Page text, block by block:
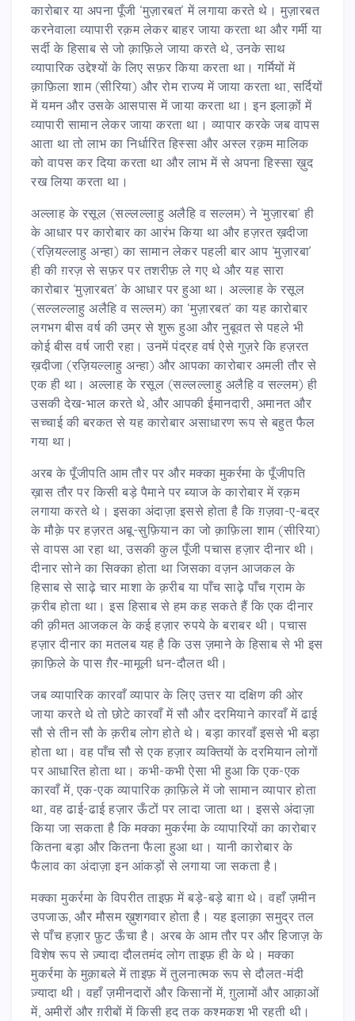
कारोबार या अपना पूँजी ‘मुज़ारबत’ में लगाया करते थे। मुज़ारबत
करनेवाला व्यापारी रक़म लेकर बाहर जाया करता था और गर्मी या
सर्दी के हिसाब से जो क़ाफ़िले जाया करते थे, उनके साथ
व्यापारिक उद्देश्यों के लिए सफ़र किया करता था। गर्मियों में
क़ाफ़िला शाम (सीरिया) और रोम राज्य में जाया करता था, सर्दियों
में यमन और उसके आसपास में जाया करता था। इन इलाक़ों में
व्यापारी सामान लेकर जाया करता था। व्यापार करके जब वापस
आता था तो लाभ का निर्धारित हिस्सा और अस्ल रक़म मालिक
को वापस कर दिया करता था और लाभ में से अपना हिस्सा ख़ुद
रख लिया करता था।
अल्लाह के रसूल (सल्लल्लाहु अलैहि व सल्लम) ने ‘मुज़ारबा’ ही
के आधार पर कारोबार का आरंभ किया था और हज़रत ख़दीजा
(रज़ियल्लाहु अन्हा) का सामान लेकर पहली बार आप ‘मुज़ारबा’
ही की ग़रज़ से सफ़र पर तशरीफ़ ले गए थे और यह सारा
कारोबार ‘मुज़ारबत’ के आधार पर हुआ था। अल्लाह के रसूल
(सल्लल्लाहु अलैहि व सल्लम) का ‘मुज़ारबत’ का यह कारोबार
लगभग बीस वर्ष की उम्र से शुरू हुआ और नुबूवत से पहले भी
कोई बीस वर्ष जारी रहा। उनमें पंद्रह वर्ष ऐसे गुज़रे कि हज़रत
ख़दीजा (रज़ियल्लाहु अन्हा) और आपका कारोबार अमली तौर से
एक ही था। अल्लाह के रसूल (सल्लल्लाहु अलैहि व सल्लम) ही
उसकी देख-भाल करते थे, और आपकी ईमानदारी, अमानत और
सच्चाई की बरकत से यह कारोबार असाधारण रूप से बहुत फैल
गया था।
अरब के पूँजीपति आम तौर पर और मक्का मुकर्रमा के पूँजीपति
ख़ास तौर पर किसी बड़े पैमाने पर ब्याज के कारोबार में रक़म
लगाया करते थे। इसका अंदाज़ा इससे होता है कि ग़ज़वा-ए-बद्र
के मौक़े पर हज़रत अबू-सुफ़ियान का जो क़ाफ़िला शाम (सीरिया)
से वापस आ रहा था, उसकी कुल पूँजी पचास हज़ार दीनार थी।
दीनार सोने का सिक्का होता था जिसका वज़न आजकल के
हिसाब से साढ़े चार माशा के क़रीब या पाँच साढ़े पाँच ग्राम के
क़रीब होता था। इस हिसाब से हम कह सकते हैं कि एक दीनार
की क़ीमत आजकल के कई हज़ार रुपये के बराबर थी। पचास
हज़ार दीनार का मतलब यह है कि उस ज़माने के हिसाब से भी इस
क़ाफ़िले के पास ग़ैर-मामूली धन-दौलत थी।
जब व्यापारिक कारवाँ व्यापार के लिए उत्तर या दक्षिण की ओर
जाया करते थे तो छोटे कारवाँ में सौ और दरमियाने कारवाँ में ढाई
सौ से तीन सौ के क़रीब लोग होते थे। बड़ा कारवाँ इससे भी बड़ा
होता था। वह पाँच सौ से एक हज़ार व्यक्तियों के दरमियान लोगों
पर आधारित होता था। कभी-कभी ऐसा भी हुआ कि एक-एक
कारवाँ में, एक-एक व्यापारिक क़ाफ़िले में जो सामान व्यापार होता
था, वह ढाई-ढाई हज़ार ऊँटों पर लादा जाता था। इससे अंदाज़ा
किया जा सकता है कि मक्का मुकर्रमा के व्यापारियों का कारोबार
कितना बड़ा और कितना फैला हुआ था। यानी कारोबार के
फैलाव का अंदाज़ा इन आंकड़ों से लगाया जा सकता है।
मक्का मुकर्रमा के विपरीत ताइफ़ में बड़े-बड़े बाग़ थे। वहाँ ज़मीन
उपजाऊ, और मौसम ख़ुशगवार होता है। यह इलाक़ा समुद्र तल
से पाँच हज़ार फ़ुट ऊँचा है। अरब के आम तौर पर और हिजाज़ के
विशेष रूप से ज़्यादा दौलतमंद लोग ताइफ़ ही के थे। मक्का
मुकर्रमा के मुक़ाबले में ताइफ़ में तुलनात्मक रूप से दौलत-मंदी
ज़्यादा थी। वहाँ ज़मीनदारों और किसानों में, ग़ुलामों और आक़ाओं
में, अमीरों और ग़रीबों में किसी हद तक कश्मकश भी रहती थी।